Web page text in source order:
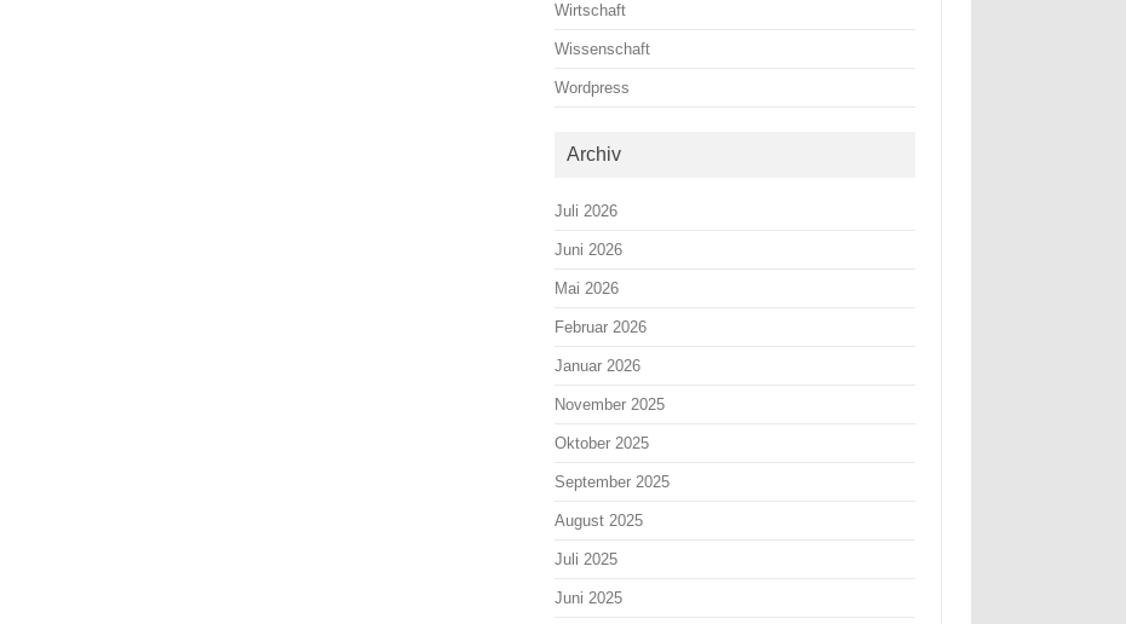
Wirtschaft
Wissenschaft
Wordpress
Archiv
Juli 2026
Juni 2026
Mai 2026
Februar 2026
Januar 2026
November 2025
Oktober 2025
September 2025
August 2025
Juli 2025
Juni 2025